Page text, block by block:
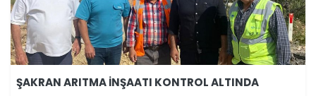
ŞAKRAN ARITMA İNŞAATI KONTROL ALTINDA